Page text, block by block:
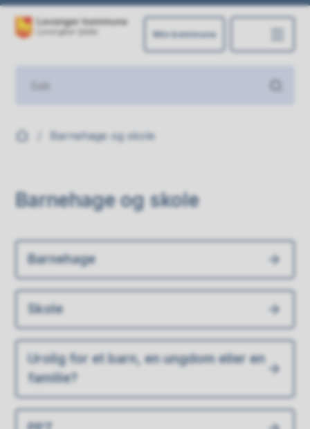
Min kommune
Du er her:Barnehage og skole
Barnehage og skole
Barnehage
Skole
Urolig for et barn, en ungdom eller en
familie?